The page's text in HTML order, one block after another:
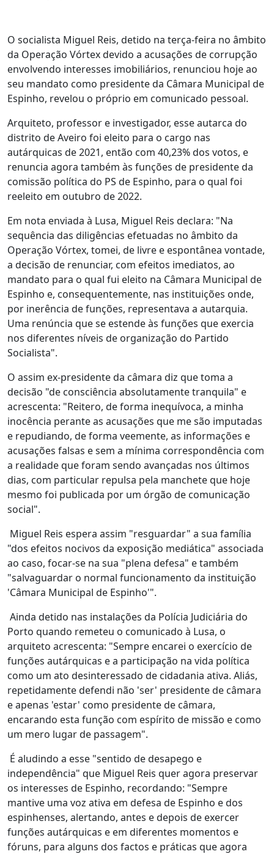
O socialista Miguel Reis, detido na terça-feira no âmbito
da Operação Vórtex devido a acusações de corrupção
envolvendo interesses imobiliários, renunciou hoje ao
seu mandato como presidente da Câmara Municipal de
Espinho, revelou o próprio em comunicado pessoal.
Arquiteto, professor e investigador, esse autarca do
distrito de Aveiro foi eleito para o cargo nas
autárquicas de 2021, então com 40,23% dos votos, e
renuncia agora também às funções de presidente da
comissão política do PS de Espinho, para o qual foi
reeleito em outubro de 2022.
Em nota enviada à Lusa, Miguel Reis declara: "Na
sequência das diligências efetuadas no âmbito da
Operação Vórtex, tomei, de livre e espontânea vontade,
a decisão de renunciar, com efeitos imediatos, ao
mandato para o qual fui eleito na Câmara Municipal de
Espinho e, consequentemente, nas instituições onde,
por inerência de funções, representava a autarquia.
Uma renúncia que se estende às funções que exercia
nos diferentes níveis de organização do Partido
Socialista".
O assim ex-presidente da câmara diz que toma a
decisão "de consciência absolutamente tranquila" e
acrescenta: "Reitero, de forma inequívoca, a minha
inocência perante as acusações que me são imputadas
e repudiando, de forma veemente, as informações e
acusações falsas e sem a mínima correspondência com
a realidade que foram sendo avançadas nos últimos
dias, com particular repulsa pela manchete que hoje
mesmo foi publicada por um órgão de comunicação
social".
Miguel Reis espera assim "resguardar" a sua família
"dos efeitos nocivos da exposição mediática" associada
ao caso, focar-se na sua "plena defesa" e também
"salvaguardar o normal funcionamento da instituição
'Câmara Municipal de Espinho'".
Ainda detido nas instalações da Polícia Judiciária do
Porto quando remeteu o comunicado à Lusa, o
arquiteto acrescenta: "Sempre encarei o exercício de
funções autárquicas e a participação na vida política
como um ato desinteressado de cidadania ativa. Aliás,
repetidamente defendi não 'ser' presidente de câmara
e apenas 'estar' como presidente de câmara,
encarando esta função com espírito de missão e como
um mero lugar de passagem".
É aludindo a esse "sentido de desapego e
independência" que Miguel Reis quer agora preservar
os interesses de Espinho, recordando: "Sempre
mantive uma voz ativa em defesa de Espinho e dos
espinhenses, alertando, antes e depois de exercer
funções autárquicas e em diferentes momentos e
fóruns, para alguns dos factos e práticas que agora